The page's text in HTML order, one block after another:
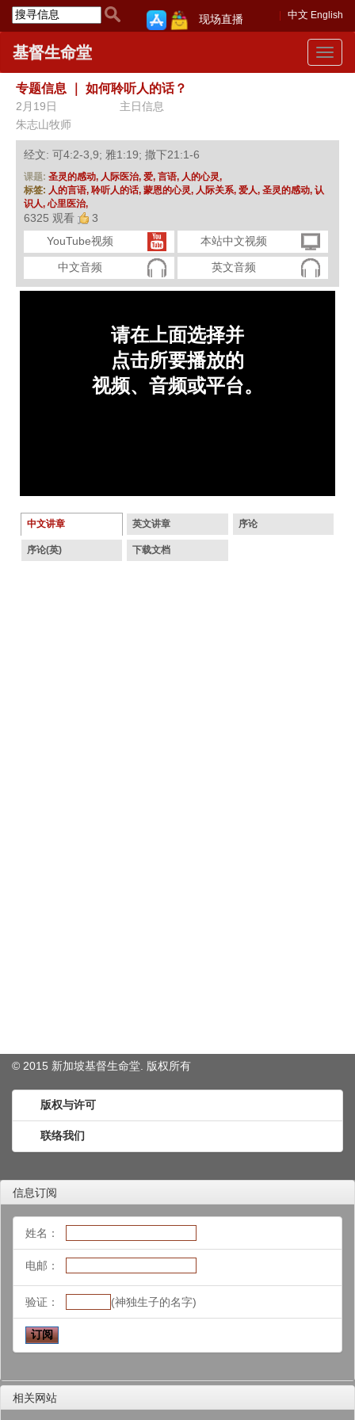
中文 English
现场直播
Toggle
基督生命堂
专题信息 如何聆听人的话？
2月19日
主日信息
朱志山牧师
经文: 可4:2-3,9; 雅1:19; 撒下21:1-6
课题: 圣灵的感动, 人际医治, 爱, 言语, 人的心灵,
标签: 人的言语, 聆听人的话, 蒙恩的心灵, 人际关系, 爱人, 圣灵的感动, 认
识人,心里医治,
6325 观看
3
YouTube视频
本站中文视频
中文音频 英文音频
中文讲章 英文讲章 序论
序论(英) 下载文档
© 2015 新加坡基督生命堂. 版权所有
版权与许可
联络我们
信息订阅
姓名：
电邮：
验证： (神独生子的名字)
相关网站